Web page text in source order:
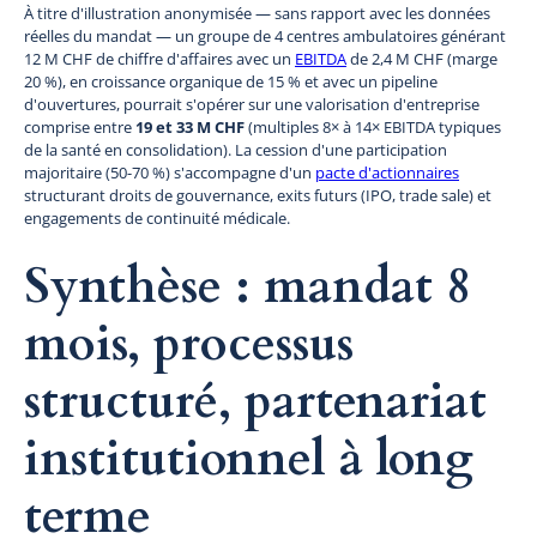
À titre d'illustration anonymisée — sans rapport avec les données
réelles du mandat — un groupe de 4 centres ambulatoires générant
12 M CHF de chiffre d'affaires avec un EBITDAde 2,4 M CHF (marge
20 %), en croissance organique de 15 % et avec un pipeline
d'ouvertures, pourrait s'opérer sur une valorisation d'entreprise
comprise entre 19 et 33 M CHF(multiples 8× à 14× EBITDA typiques
de la santé en consolidation). La cession d'une participation
majoritaire (50-70 %) s'accompagne d'un pacte d'actionnaires
structurant droits de gouvernance, exits futurs (IPO, trade sale) et
engagements de continuité médicale.
Synthèse : mandat 8
mois, processus
structuré, partenariat
institutionnel à long
terme